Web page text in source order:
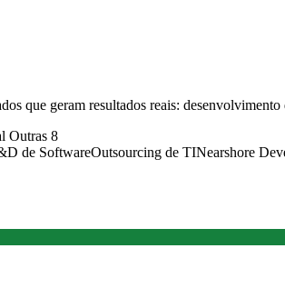
que geram resultados reais:
Outras 8
de SoftwareOutsourcing de TINearshore